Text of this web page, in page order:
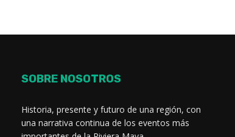
SOBRE NOSOTROS
Historia, presente y futuro de una región, con
una narrativa continua de los eventos más